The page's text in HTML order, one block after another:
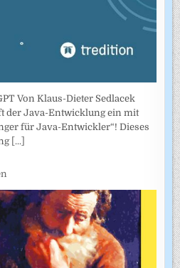
Von Klaus-Dieter Sedlacek
der Java-Entwicklung ein mit
für Java-Entwickler“! Dieses
[...]